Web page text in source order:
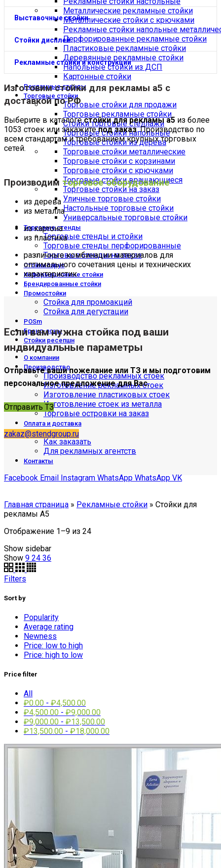
Металлические рекламные стойки
Металлические стойки с крючками
Рекламные стойки напольные
Перфорированные рекламные стойки
Пластиковые рекламные стойки
Деревянные рекламные стойки
Напольные стойки из ДСП
Картонные стойки
Рекламные стенды
Торговые стойки
Торговые стойки для продажи
Торговые рекламные стойки
Стойки торговые стеллажи
Торговые стойки напольные
Торговые стойки из дерева
Торговые стойки металлические
Торговые стойки с корзинами
Торговые стойки с крючками
Торговые стойки вращающиеся
Торговые стойки на заказ
Уличные торговые стойки
Настольные торговые стойки
Универсальные торговые стойки
Торговые стенды
Торговые стенды и стойки
Торговые стенды перфорированные
Торговые стенды на заказ
Стойки парус
Информационные стойки
Брендированные стойки
Промостойки
Стойка для промоакций
Стойка для дегустации
POSm
Бренд-зоны
Стойки ресепшн
О компании
Производство
Производство рекламных стоек
Изготовление рекламных стоек
Изготовление пластиковых стоек
Изготовление стоек из металла
Торговые островки на заказ
Оплата и доставка
Доставка
Как заказать
Для рекламных агентств
Контакты
Facebook Email Instagram WhatsApp WhatsApp VK
Выставочные стойки
Стойки дисплей
Рекламные стойки и конструкции
Изготовимстойки для рекламы а5 с
доставкой по РФ
Выберите в каталогестойки для рекламы а5 из более
1053 стоек или закажитепод заказ. Производство по
всем стандартам и требованием крупных торговых
сетей.
Производим торговое оборудование
из дерева
из металла
из картона
из пластика
различные комбинации материалов для
оптимального сочетания цены и технических
характеристик
Если вам нужна стойка под ваши
индвидуальные параметры
Отправьте ваши пожелание или ТЗ и мы подготовим
персональное предложение для Вас.
Отправить ТЗ
zakaz@stendgroup.ru
Главная страница » Рекламные стойки » Стойки для
рекламы А5
Отображение 1–9 из 24
Show sidebar
Show 9 24 36
Filters
Sort by
Popularity
Average rating
Newness
Price: low to high
Price: high to low
Price filter
All
₽0.00 - ₽4,500.00
₽4,500.00 - ₽9,000.00
₽9,000.00 - ₽13,500.00
₽13,500.00 - ₽18,000.00